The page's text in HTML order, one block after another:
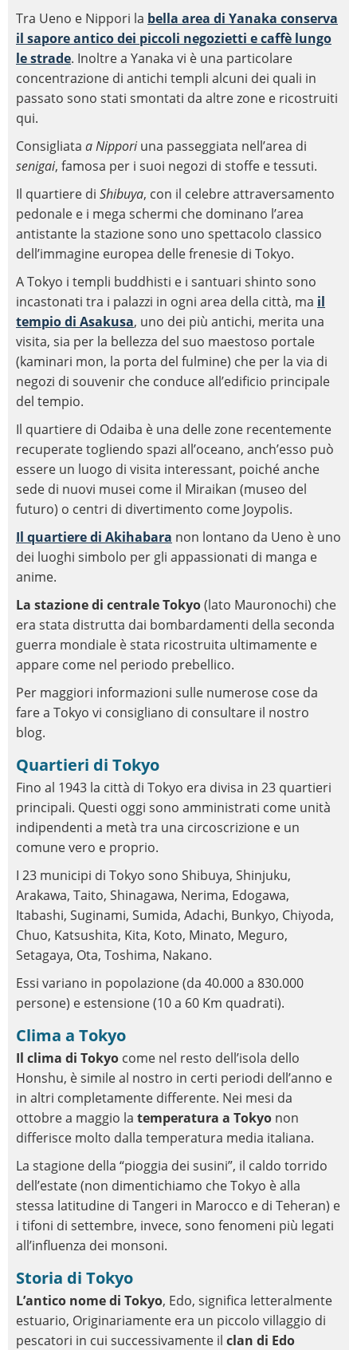
Tra Ueno e Nippori la bella area di Yanaka conserva
il sapore antico dei piccoli negozietti e caffè lungo
le strade. Inoltre a Yanaka vi è una particolare
concentrazione di antichi templi alcuni dei quali in
passato sono stati smontati da altre zone e ricostruiti
qui.
Consigliata a Nipporiuna passeggiata nell’area di
senigai, famosa per i suoi negozi di stoffe e tessuti.
Il quartiere di Shibuya, con il celebre attraversamento
pedonale e i mega schermi che dominano l’area
antistante la stazione sono uno spettacolo classico
dell’immagine europea delle frenesie di Tokyo.
A Tokyo i templi buddhisti e i santuari shinto sono
incastonati tra i palazzi in ogni area della città, ma il
tempio di Asakusa, uno dei più antichi, merita una
visita, sia per la bellezza del suo maestoso portale
(kaminari mon, la porta del fulmine) che per la via di
negozi di souvenir che conduce all’edificio principale
del tempio.
Il quartiere di Odaiba è una delle zone recentemente
recuperate togliendo spazi all’oceano, anch’esso può
essere un luogo di visita interessant, poiché anche
sede di nuovi musei come il Miraikan (museo del
futuro) o centri di divertimento come Joypolis.
Il quartiere di Akihabara non lontano da Ueno è uno
dei luoghi simbolo per gli appassionati di manga e
anime.
La stazione di centrale Tokyo(lato Mauronochi) che
era stata distrutta dai bombardamenti della seconda
guerra mondiale è stata ricostruita ultimamente e
appare come nel periodo prebellico.
Per maggiori informazioni sulle numerose cose da
fare a Tokyo vi consigliano di consultare il nostro
blog.
Quartieri di Tokyo
Fino al 1943 la città di Tokyo era divisa in 23 quartieri
principali. Questi oggi sono amministrati come unità
indipendenti a metà tra una circoscrizione e un
comune vero e proprio.
I 23 municipi di Tokyo sono Shibuya, Shinjuku,
Arakawa, Taito, Shinagawa, Nerima, Edogawa,
Itabashi, Suginami, Sumida, Adachi, Bunkyo, Chiyoda,
Chuo, Katsushita, Kita, Koto, Minato, Meguro,
Setagaya, Ota, Toshima, Nakano.
Essi variano in popolazione (da 40.000 a 830.000
persone) e estensione (10 a 60 Km quadrati).
Clima a Tokyo
Il clima di Tokyo come nel resto dell’isola dello
Honshu, è simile al nostro in certi periodi dell’anno e
in altri completamente differente. Nei mesi da
ottobre a maggio la temperatura a Tokyo non
differisce molto dalla temperatura media italiana.
La stagione della “pioggia dei susini”, il caldo torrido
dell’estate (non dimentichiamo che Tokyo è alla
stessa latitudine di Tangeri in Marocco e di Teheran) e
i tifoni di settembre, invece, sono fenomeni più legati
all’influenza dei monsoni.
Storia di Tokyo
L’antico nome di Tokyo, Edo, significa letteralmente
estuario, Originariamente era un piccolo villaggio di
pescatori in cui successivamente il clan di Edo